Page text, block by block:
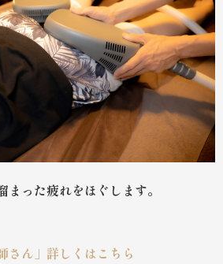
まった疲れをほぐします。
さん」詳しくはこちら